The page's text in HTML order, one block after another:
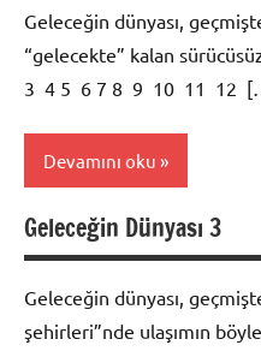
Geleceğin dünyası,
“gelecekte” kalan
3 4 5 6 7 8 9 10 11 12
Devamını oku
Foto
Galeri
Geleceğin Dünyası 3
Geleceğin dünyası,
şehirleri”nde ulaşımın